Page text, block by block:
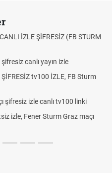
İZLE ŞİFRESİZ (FB STURM
canlı yayın izle
tv100 İZLE, FB Sturm
şifresiz izle canlı tv100 linki
izle, Fener Sturm Graz maçı